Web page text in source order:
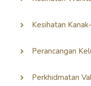
Kesihatan
Perancangan
Perkhidmatan